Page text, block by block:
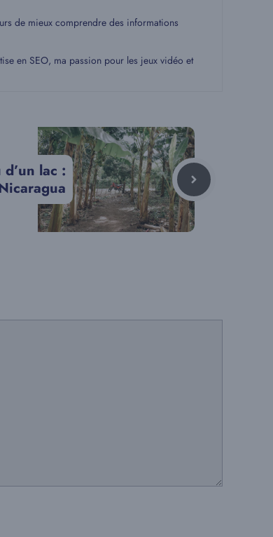
de mieux comprendre des informations
en SEO, ma passion pour les jeux vidéo et
lac :